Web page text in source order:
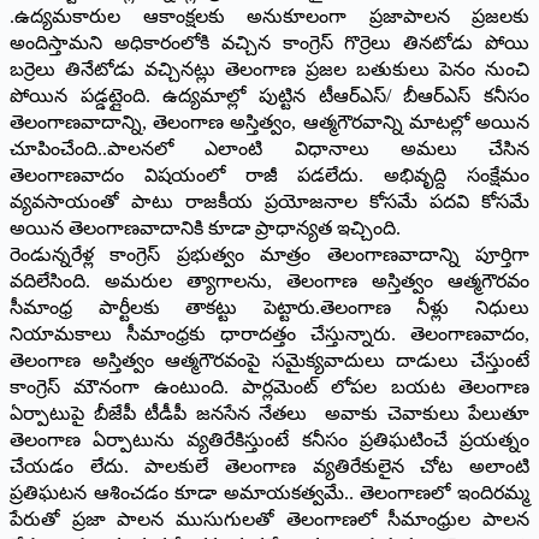
.ఉద్యమకారుల ఆకాంక్షలకు అనుకూలంగా ప్రజాపాలన ప్రజలకు
అందిస్తామని అధికారంలోకి వచ్చిన కాంగ్రెస్‌ గొర్రెలు తినటోడు పోయి
బర్రెలు తినేటోడు వచ్చినట్లు తెలంగాణ ప్రజల బతుకులు పెనం నుంచి
పోయిన పడ్డట్లైంది. ఉద్యమాల్లో పుట్టిన టీఆర్ఎస్‌/ బీఆర్ఎస్ కనీసం
తెలంగాణవాదాన్ని, తెలంగాణ అస్తిత్వం, ఆత్మగౌరవాన్ని మాటల్లో అయిన
చూపించేంది..పాలనలో ఎలాంటి విధానాలు అమలు చేసిన
తెలంగాణవాదం విషయంలో రాజీ పడలేదు. అభివృద్ది సంక్షేమం
వ్యవసాయంతో పాటు రాజకీయ ప్రయోజనాల కోసమే పదవి కోసమే
అయిన తెలంగాణవాదానికి కూడా ప్రాధాన్యత ఇచ్చింది.
రెండున్నరేళ్ల కాంగ్రెస్ ప్రభుత్వం మాత్రం తెలంగాణవాదాన్ని పూర్తిగా
వదిలేసింది. అమరుల త్యాగాలను, తెలంగాణ అస్తిత్వం ఆత్మగౌరవం
సీమాంధ్ర పార్టీలకు తాకట్టు పెట్టారు.తెలంగాణ నీళ్లు నిధులు
నియామకాలు సీమాంధ్రకు ధారాదత్తం చేస్తున్నారు. తెలంగాణవాదం,
తెలంగాణ అస్తిత్వం ఆత్మగౌరవంపై సమైక్యవాదులు దాడులు చేస్తుంటే
కాంగ్రెస్ మౌనంగా ఉంటుంది. పార్లమెంట్ లోపల బయట తెలంగాణ
ఏర్పాటుపై బీజేపీ టీడీపీ జనసేన నేతలు అవాకు చెవాకులు పేలుతూ
తెలంగాణ ఏర్పాటును వ్యతిరేకిస్తుంటే కనీసం ప్రతిఘటించే ప్రయత్నం
చేయడం లేదు. పాలకులే తెలంగాణ వ్యతిరేకులైన చోట అలాంటి
ప్రతిఘటన ఆశించడం కూడా అమాయకత్వమే.. తెలంగాణలో ఇందిరమ్మ
పేరుతో ప్రజా పాలన ముసుగులతో తెలంగాణలో సీమాంధ్రుల పాలన